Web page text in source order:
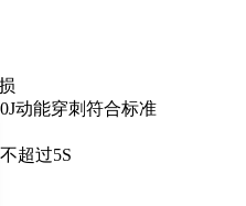
动能穿刺符合标准
超过5S